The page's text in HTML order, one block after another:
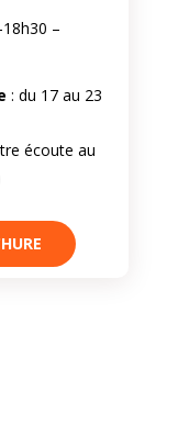
–
: du 17 au 23
écoute au